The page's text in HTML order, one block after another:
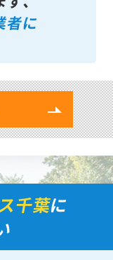
、
者に
千葉に